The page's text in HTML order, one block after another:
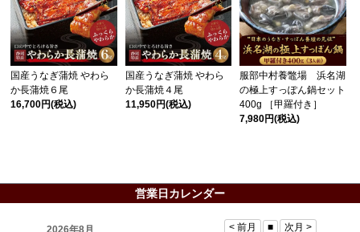
国産うなぎ蒲焼 やわら
か長蒲焼６尾
16,700円(税込)
国産うなぎ蒲焼 やわら
か長蒲焼４尾
11,950円(税込)
服部中村養鼈場 浜名湖
の極上すっぽん鍋セット
400g ［甲羅付き］
7,980円(税込)
営業日カレンダー